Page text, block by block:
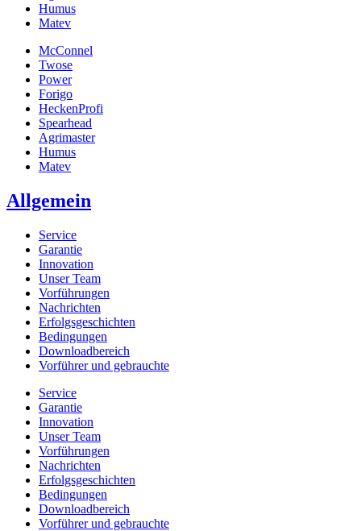
Humus
Matev
McConnel
Twose
Power
Forigo
HeckenProfi
Spearhead
Agrimaster
Humus
Matev
Allgemein
Service
Garantie
Innovation
Unser Team
Vorführungen
Nachrichten
Erfolgsgeschichten
Bedingungen
Downloadbereich
Vorführer und gebrauchte
Service
Garantie
Innovation
Unser Team
Vorführungen
Nachrichten
Erfolgsgeschichten
Bedingungen
Downloadbereich
Vorführer und gebrauchte